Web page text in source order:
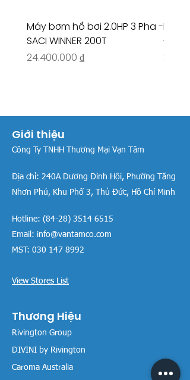
Máy bơm hồ bơi 2.0HP 3 Pha -
SACI WINNER 200T
Giá
24.400.000 ₫
Máy
-
Giới thiệu
Công Ty TNHH Thương Mại Vạn Tâm
Địa chỉ: 240A Dương Đình Hội, Phường Tăng
Nhơn Phú, Khu Phố 3, Thủ Đức, Hồ Chí Minh
Hotline: (84-28) 3514 6515
Email: info@vantamco.com
MST: 030 147 8992
View Stores List
Thương Hiệu
Rivington Group
DIVINI by Rivington
Caroma Australia